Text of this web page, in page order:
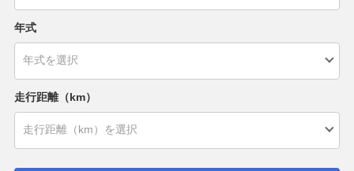
年式
走行距離（km）